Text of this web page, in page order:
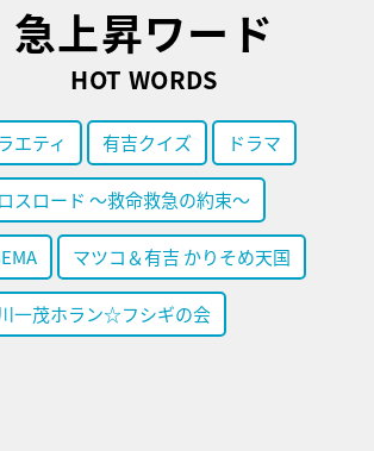
急上昇ワード
HOT WORDS
エティ 有吉クイズ ドラマ
スロード ～救命救急の約束～
マツコ＆有吉 かりそめ天国
一茂ホラン☆フシギの会